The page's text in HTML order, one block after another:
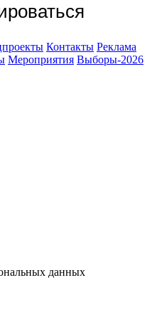
Контакты Реклама
Мероприятия Выборы-2026
данных